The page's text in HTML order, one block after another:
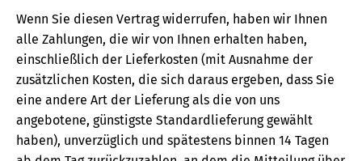
Wenn Sie diesen Vertrag widerrufen, haben wir Ihnen
alle Zahlungen, die wir von Ihnen erhalten haben,
einschließlich der Lieferkosten (mit Ausnahme der
zusätzlichen Kosten, die sich daraus ergeben, dass Sie
eine andere Art der Lieferung als die von uns
angebotene, günstigste Standardlieferung gewählt
haben), unverzüglich und spätestens binnen 14 Tagen